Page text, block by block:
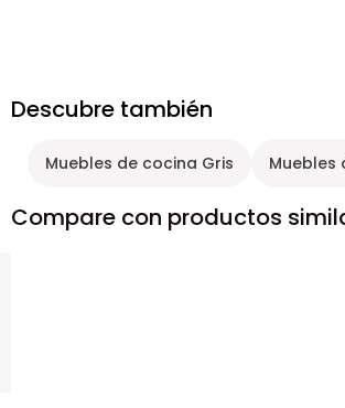
Descubre también
Muebles de cocina Gris Muebles
Compare con productos